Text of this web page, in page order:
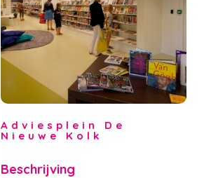
Adviesplein De
Nieuwe Kolk
Beschrijving